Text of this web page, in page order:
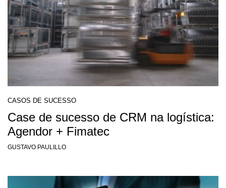
CASOS DE SUCESSO
Case de sucesso de CRM na logística:
Agendor + Fimatec
GUSTAVO PAULILLO